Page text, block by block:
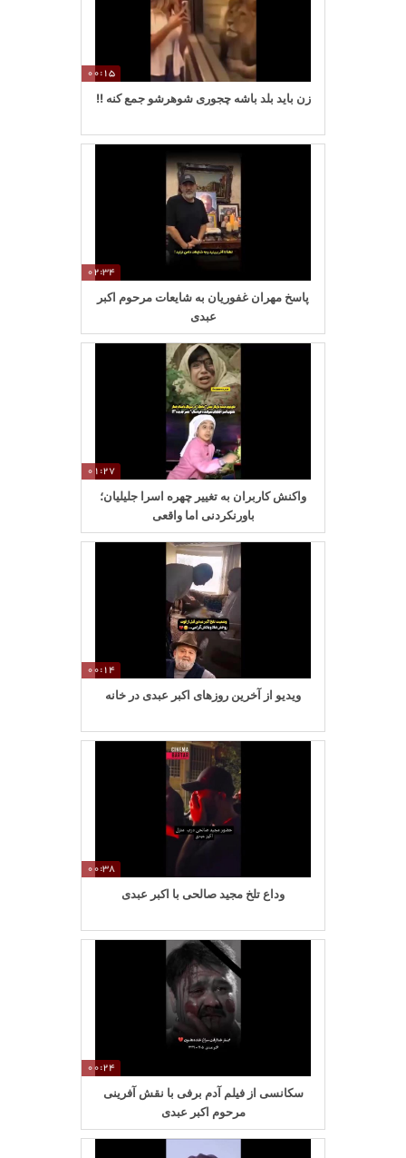
00:15
زن باید بلد باشه چجوری شوهرشو جمع کنه !!
02:34
پاسخ مهران غفوریان به شایعات مرحوم اکبر
عبدی
01:27
واکنش کاربران به تغییر چهره اسرا جلیلیان؛
باورنکردنی اما واقعی
00:14
ویدیو از آخرین روزهای اکبر عبدی در خانه
00:38
وداع تلخ مجید صالحی با اکبر عبدی
00:24
سکانسی از فیلم آدم برفی با نقش آفرینی
مرحوم اکبر عبدی